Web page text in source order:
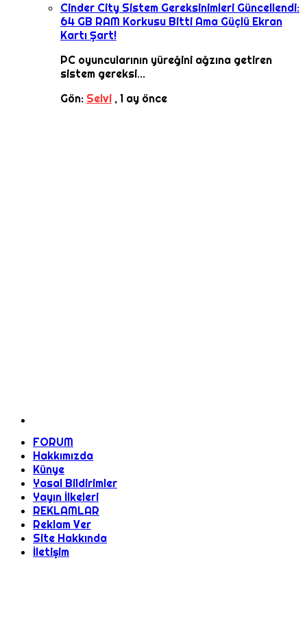
Cinder City Sistem Gereksinimleri Güncellendi:
64 GB RAM Korkusu Bitti Ama Güçlü Ekran
Kartı Şart!
PC oyuncularının yüreğini ağzına getiren
sistem gereksi...
Gön: Selvi , 1 ay önce
FORUM
Hakkımızda
Künye
Yasal Bildirimler
Yayın İlkeleri
REKLAMLAR
Reklam Ver
Site Hakkında
İletişim